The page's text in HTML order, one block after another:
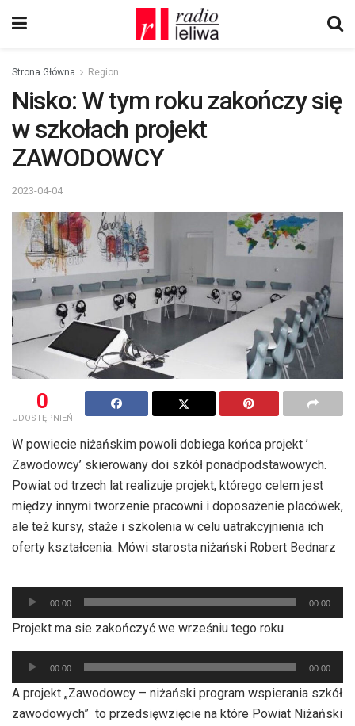
Strona Główna Region
Nisko: W tym roku zakończy się
w szkołach projekt
ZAWODOWCY
2023-04-04
0
UDOSTĘPNIEŃ
W powiecie niżańskim powoli dobiega końca projekt ’
Zawodowcy’ skierowany doi szkół ponadpodstawowych.
Powiat od trzech lat realizuje projekt, którego celem jest
między innymi tworzenie pracowni i doposażenie placówek,
ale też kursy, staże i szkolenia w celu uatrakcyjnienia ich
oferty kształcenia. Mówi starosta niżański Robert Bednarz
Odtwarzacz
plików
dźwiękowych
00:00 00:00
Projekt ma sie zakończyć we wrześniu tego roku
Odtwarzacz
plików
dźwiękowych
00:00 00:00
A projekt „Zawodowcy – niżański program wspierania szkół
zawodowych” to przedsięwzięcie na które Powiat Niżański